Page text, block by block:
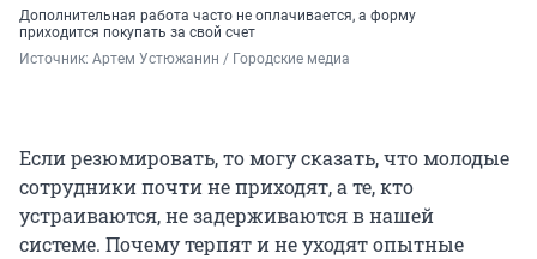
Дополнительная работа часто не оплачивается, а форму
приходится покупать за свой счет
Источник: Артем Устюжанин / Городские медиа
Если резюмировать, то могу сказать, что молодые
сотрудники почти не приходят, а те, кто
устраиваются, не задерживаются в нашей
системе. Почему терпят и не уходят опытные